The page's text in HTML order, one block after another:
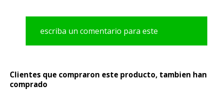
escriba un comentario para este
Clientes que compraron este producto, tambien han
comprado